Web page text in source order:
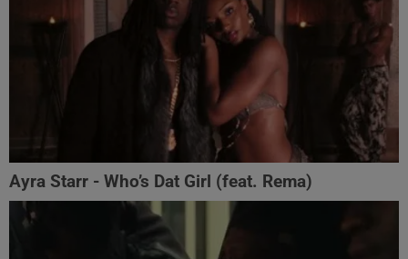
Ayra Starr - Who’s Dat Girl (feat. Rema)